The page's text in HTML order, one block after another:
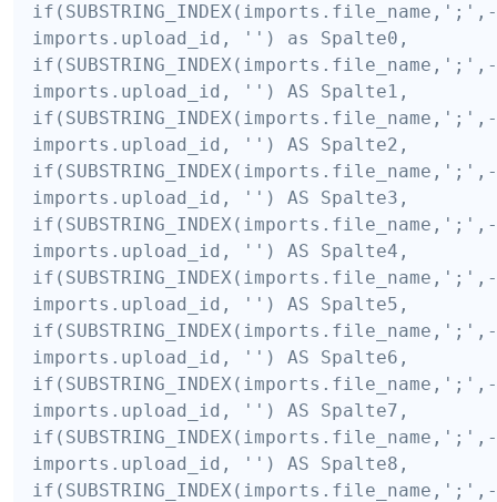
imports.upload_id, '') as Spalte0,
imports.upload_id, '') AS Spalte1,
imports.upload_id, '') AS Spalte2,
imports.upload_id, '') AS Spalte3,
imports.upload_id, '') AS Spalte4,
imports.upload_id, '') AS Spalte5,
imports.upload_id, '') AS Spalte6,
imports.upload_id, '') AS Spalte7,
imports.upload_id, '') AS Spalte8,